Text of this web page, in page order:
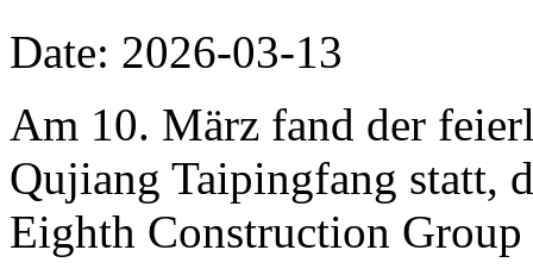
Date: 2026-03-13
Am 10. März fand der
Qujiang Taipingfang statt,
Eighth Construction